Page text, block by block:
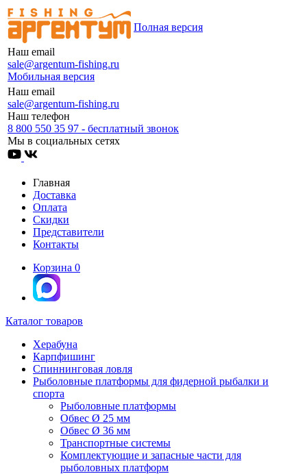
Наш email
sale@argentum-fishing.ru
Мобильная версия
Полная версия
Наш email
sale@argentum-fishing.ru
Наш телефон
8 800 550 35 97 - бесплатный звонок
Мы в социальных сетях
Главная
Доставка
Оплата
Скидки
Представители
Контакты
Корзина 0
Каталог товаров
Херабуна
Карпфишинг
Спиннинговая ловля
Рыболовные платформы для фидерной рыбалки и
спорта
Рыболовные платформы
Обвес Ø 25 мм
Обвес Ø 36 мм
Транспортные системы
Комплектующие и запасные части для
рыболовных платформ